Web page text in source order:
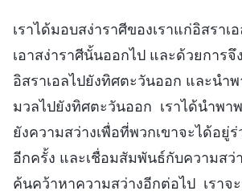
เราได้มอบสง่าราศีของเราแก่อิสราเ
เอาสง่าราศีนั้นออกไป และด้วยการ
อิสราเอลไปยังทิศตะวันออก และนำ
มวลไปยังทิศตะวันออก เราได้นำพา
ยังความสว่างเพื่อที่พวกเขาจะได้อยู่
อีกครั้ง และเชื่อมสัมพันธ์กับความสว่
ค้นคว้าหาความสว่างอีกต่อไป เราจ